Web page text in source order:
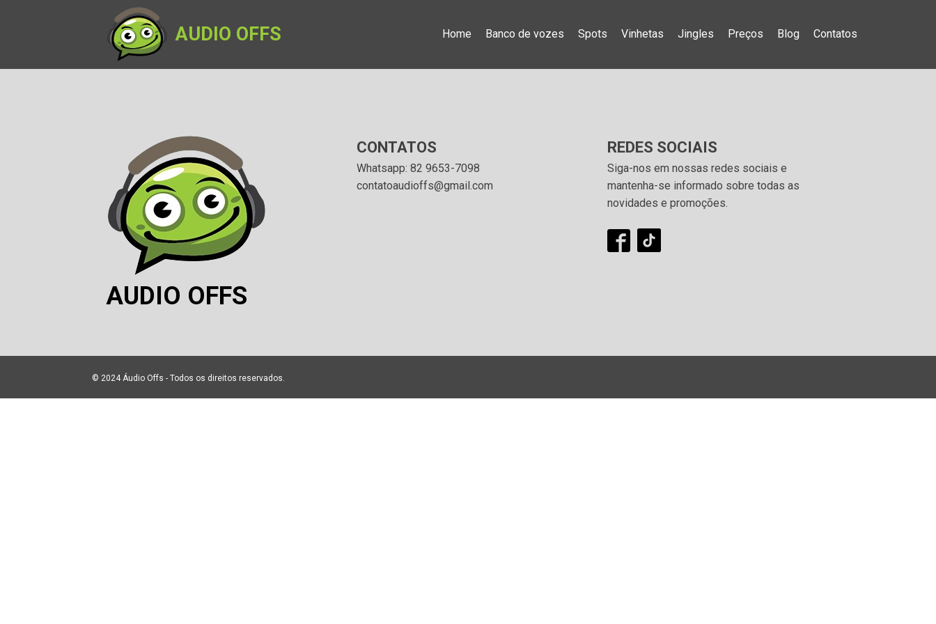
AUDIO OFFS Home Banco de vozes Spots Vinhetas Jingles Preços Blog Contatos
AUDIO OFFS
CONTATOS
Whatsapp: 82 9653-7098
contatoaudioffs@gmail.com
REDES SOCIAIS
Siga-nos em nossas redes sociais e
mantenha-se informado sobre todas as
novidades e promoções.
© 2024 Áudio Offs - Todos os direitos reservados.